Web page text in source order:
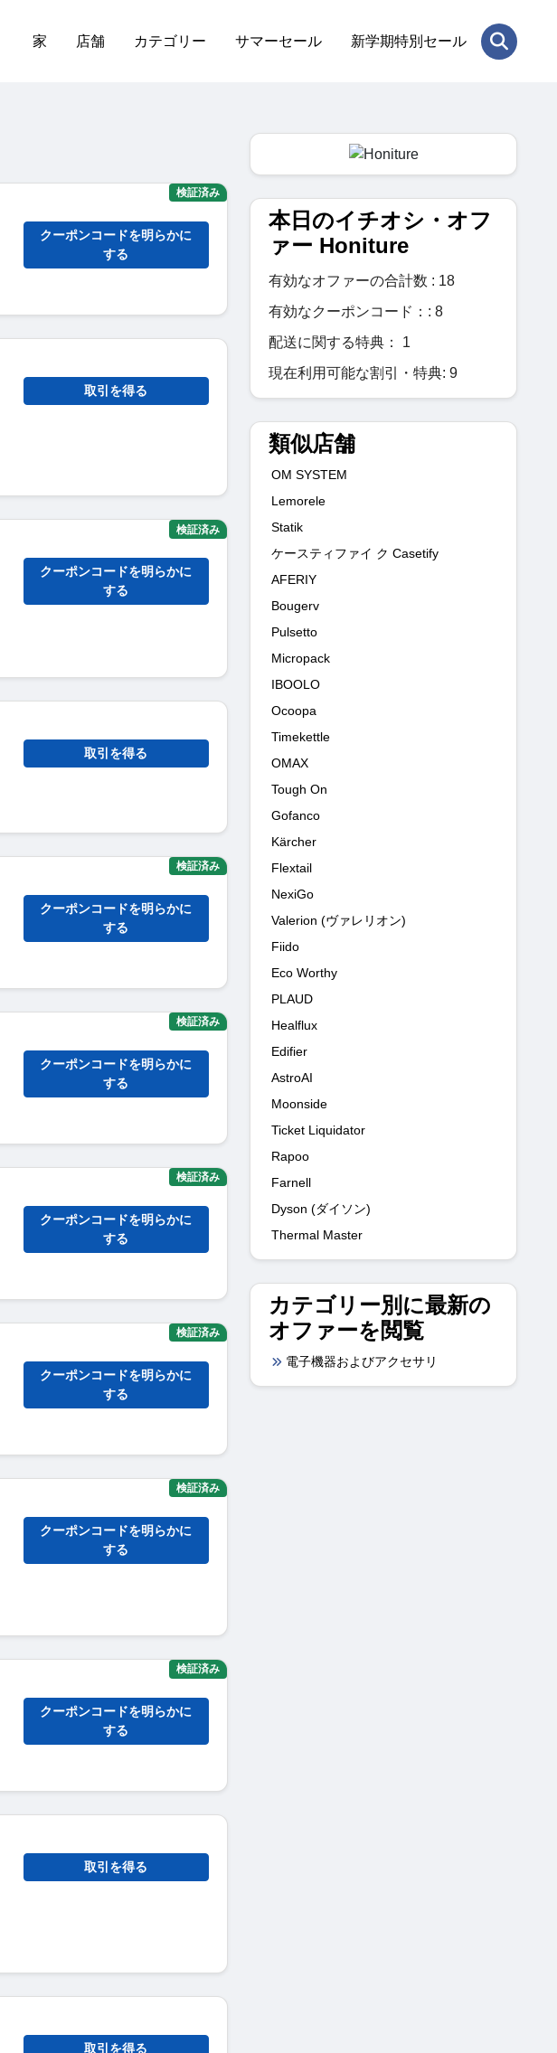
家 店舗 カテゴリー サマーセール 新学期特別セール
クーポンコードを明らかに
する
検証済み
取引を得る
クーポンコードを明らかに
する
検証済み
取引を得る
クーポンコードを明らかに
する
検証済み
クーポンコードを明らかに
する
検証済み
クーポンコードを明らかに
する
検証済み
クーポンコードを明らかに
する
検証済み
クーポンコードを明らかに
する
検証済み
クーポンコードを明らかに
する
検証済み
取引を得る
取引を得る
本日のイチオシ・オフ
ァー Honiture
有効なオファーの合計数 : 18
有効なクーポンコード：: 8
配送に関する特典： 1
現在利用可能な割引・特典: 9
類似店舗
OM SYSTEM
Lemorele
Statik
ケースティファイ ク Casetify
AFERIY
Bougerv
Pulsetto
Micropack
IBOOLO
Ocoopa
Timekettle
OMAX
Tough On
Gofanco
Kärcher
Flextail
NexiGo
Valerion (ヴァレリオン)
Fiido
Eco Worthy
PLAUD
Healflux
Edifier
AstroAI
Moonside
Ticket Liquidator
Rapoo
Farnell
Dyson (ダイソン)
Thermal Master
カテゴリー別に最新の
オファーを閲覧
電子機器およびアクセサリ